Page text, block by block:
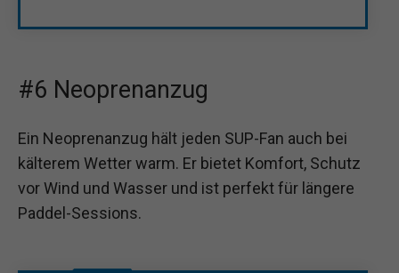
#6 Neoprenanzug
Ein Neoprenanzug hält jeden SUP-Fan auch bei
kälterem Wetter warm. Er bietet Komfort, Schutz
vor Wind und Wasser und ist perfekt für längere
Paddel-Sessions.